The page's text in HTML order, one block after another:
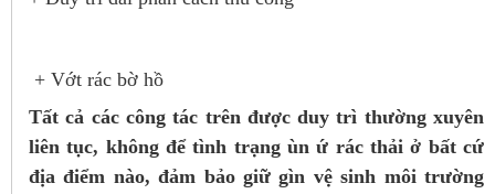
+ Vớt rác bờ hồ
Tất cả các công tác trên được duy trì thường xuyên
liên tục, không để tình trạng ùn ứ rác thải ở bất cứ
địa điểm nào, đảm bảo giữ gìn vệ sinh môi trường